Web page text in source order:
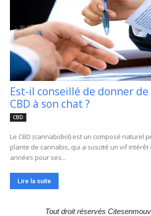
Est-il conseillé de donner de
CBD à son chat ?
CBD
Le CBD (cannabidiol) est un composé naturel
plante de cannabis, qui a suscité un vif intérêt
années pour ses...
Lire la suite
Tout droit réservés